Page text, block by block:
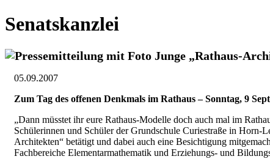
Senatskanzlei
Junge „Rathaus-
05.09.2007
Zum Tag des offenen Denkmals im Rathaus – Sonntag, 9
„Dann müsstet ihr eure Rathaus-Modelle doch auch mal im
Schülerinnen und Schüler der Grundschule Curiestraße in Horn-
Architekten“ betätigt und dabei auch eine Besichtigung
Fachbereiche Elementarmathematik und Erziehungs- und